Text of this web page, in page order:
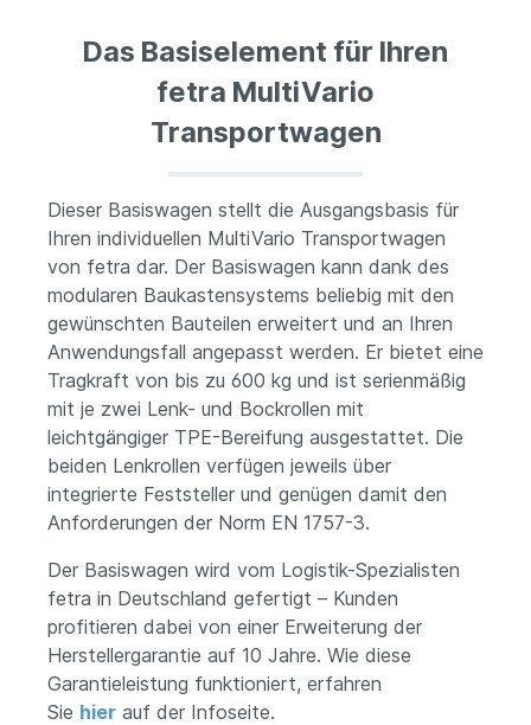
Das Basiselement für Ihren
fetra MultiVario
Transportwagen
Dieser Basiswagen stellt die Ausgangsbasis für
Ihren individuellen MultiVario Transportwagen
von fetra dar. Der Basiswagen kann dank des
modularen Baukastensystems beliebig mit den
gewünschten Bauteilen erweitert und an Ihren
Anwendungsfall angepasst werden. Er bietet eine
Tragkraft von bis zu 600 kg und ist serienmäßig
mit je zwei Lenk- und Bockrollen mit
leichtgängiger TPE-Bereifung ausgestattet. Die
beiden Lenkrollen verfügen jeweils über
integrierte Feststeller und genügen damit den
Anforderungen der Norm EN 1757-3.
Der Basiswagen wird vom Logistik-Spezialisten
fetra in Deutschland gefertigt – Kunden
profitieren dabei von einer Erweiterung der
Herstellergarantie auf 10 Jahre. Wie diese
Garantieleistung funktioniert, erfahren
Sie hier auf der Infoseite.